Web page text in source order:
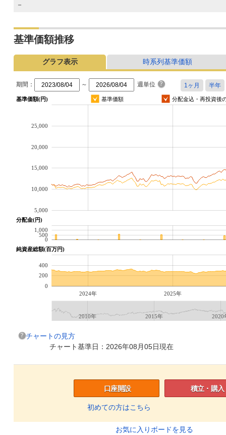
－
基準価額推移
グラフ表示 時系列基準価額
期間： ～ 週単位
基準価額(円) 基準価額 分配金込・再投資後
5,000
10,000
15,000
20,000
25,000
分配金(円)
0
500
1,000
純資産総額(百万円)
2024年 2025年
0
200
400
2010年 2015年 2020
チャートの見方
チャート基準日：2026年08月05日現在
口座開設
初めての方はこちら
積立・購入
お気に入りボードを見る